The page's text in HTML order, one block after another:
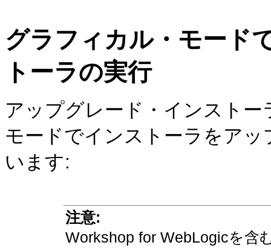
グラフィカル・モード
トーラの実行
アップグレード・インスト
モードでインストーラをア
います:
注意:
Workshop for WebLogicを含